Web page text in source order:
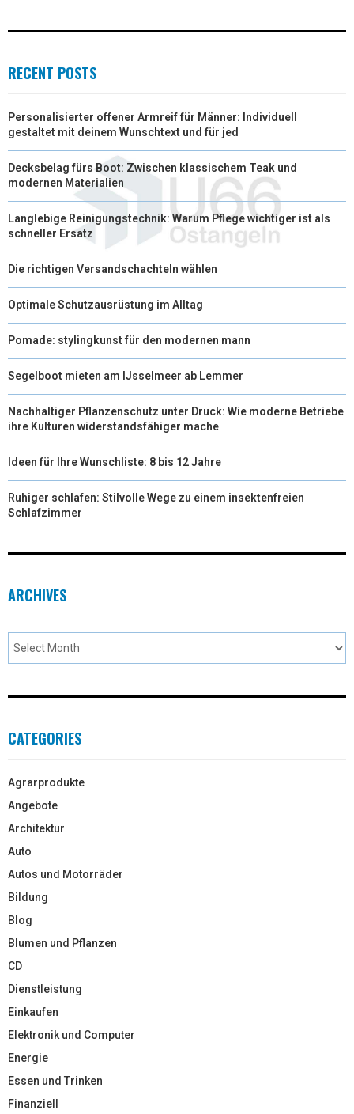
RECENT POSTS
Personalisierter offener Armreif für Männer: Individuell
gestaltet mit deinem Wunschtext und für jed
Decksbelag fürs Boot: Zwischen klassischem Teak und
modernen Materialien
Langlebige Reinigungstechnik: Warum Pflege wichtiger ist als
schneller Ersatz
Die richtigen Versandschachteln wählen
Optimale Schutzausrüstung im Alltag
Pomade: stylingkunst für den modernen mann
Segelboot mieten am IJsselmeer ab Lemmer
Nachhaltiger Pflanzenschutz unter Druck: Wie moderne Betriebe
ihre Kulturen widerstandsfähiger mache
Ideen für Ihre Wunschliste: 8 bis 12 Jahre
Ruhiger schlafen: Stilvolle Wege zu einem insektenfreien
Schlafzimmer
ARCHIVES
CATEGORIES
Agrarprodukte
Angebote
Architektur
Auto
Autos und Motorräder
Bildung
Blog
Blumen und Pflanzen
CD
Dienstleistung
Einkaufen
Elektronik und Computer
Energie
Essen und Trinken
Finanziell